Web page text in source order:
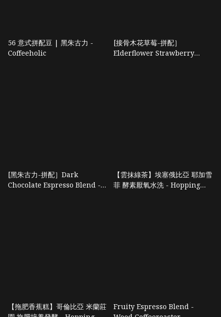
56 意式拼配豆 | 黑朱古力 -
Coffeeholic
[接骨木花草莓-拼配］
Elderflower Strawberry
[黑朱古力-拼配］Dark
Chocolate Espresso Blend -
【雲抹綠茶】埃塞俄比亞 耶加雪
菲 酵素厭氧水洗 - Hopping
【拖肥香蕉糕】哥倫比亞 米蘭莊
Fruity Espresso Blend -